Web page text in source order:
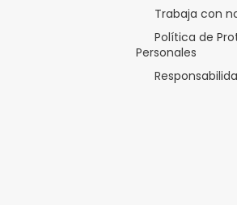
Trabaja con
Política de
Personales